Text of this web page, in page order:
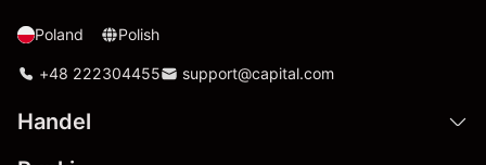
Poland Polish
+48 222304455 support@capital.com
Handel